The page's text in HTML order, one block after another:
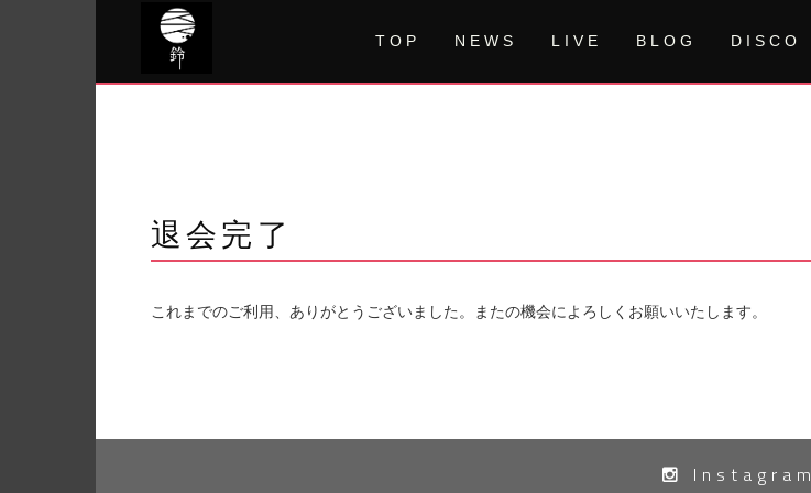
TOP NEWS LIVE BLOG DISCO
退会完了
これまでのご利用、ありがとうございました。またの機会によろしくお願いいたします。
Instagram